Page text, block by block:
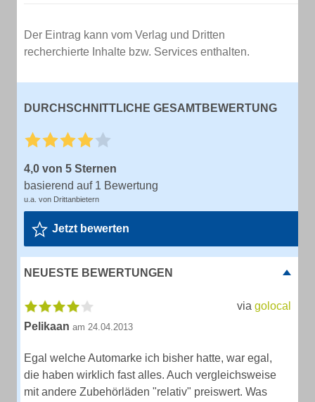
Der Eintrag kann vom Verlag und Dritten
recherchierte Inhalte bzw. Services enthalten.
DURCHSCHNITTLICHE GESAMTBEWERTUNG
4,0 von 5 Sternen
basierend auf 1 Bewertung
u.a. von Drittanbietern
Jetzt bewerten
NEUESTE BEWERTUNGEN
via golocal
Pelikaan am 24.04.2013
Egal welche Automarke ich bisher hatte, war egal,
die haben wirklich fast alles. Auch vergleichsweise
mit andere Zubehörläden "relativ" preiswert. Was